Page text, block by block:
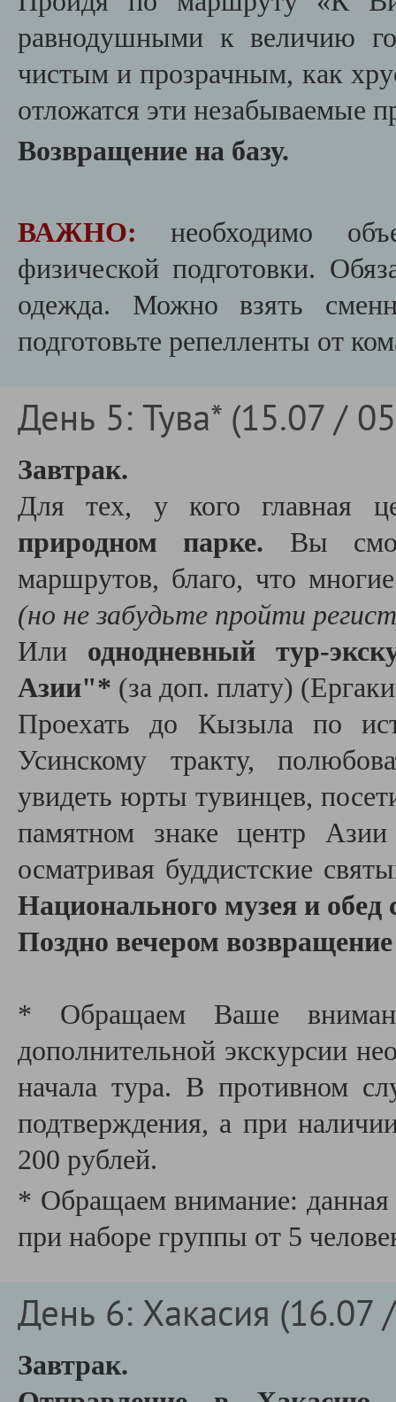
равнодушными к величию
чистым и прозрачным, как
отложатся эти незабываемые
Возвращение на базу.
ВАЖНО:
необходимо
физической подготовки.
одежда. Можно взять
подготовьте репелленты от
День 5: Тува* (15.07 /
Завтрак.
Для тех, у кого главная
природном парке. Вы
маршрутов, благо, что
(но не забудьте пройти
Или однодневный тур-
Азии"* (за доп. плату) (
Проехать до Кызыла по
Усинскому тракту,
увидеть юрты тувинцев,
памятном знаке центр Азии
осматривая буддистские
Национального музея и обед
Поздно вечером
* Обращаем Ваше
дополнительной экскурсии
начала тура. В противном
подтверждения, а при
200 рублей.
* Обращаем внимание: данная
при наборе группы от 5
День 6: Хакасия (16.07
Завтрак.